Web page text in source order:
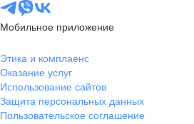
Мобильное приложение
Этика и комплаенс
Оказание услуг
Использование сайтов
Защита персональных данных
Пользовательское соглашение